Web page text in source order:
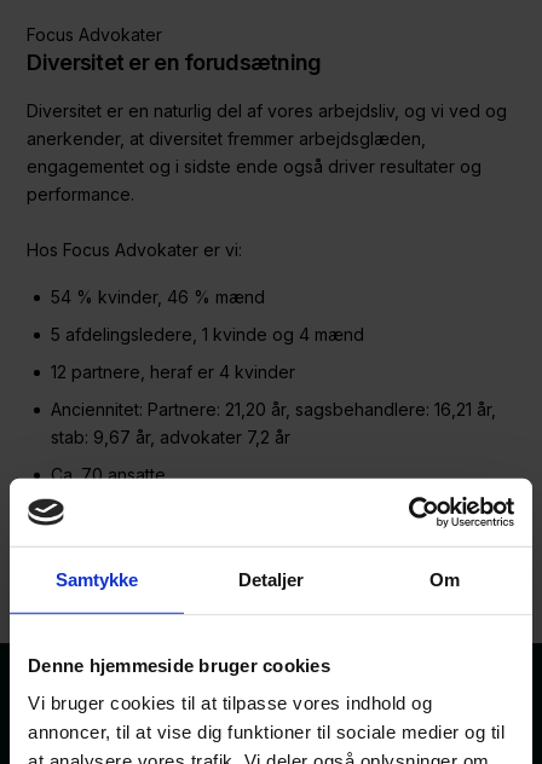
Samtykke Detaljer Om
Denne hjemmeside bruger cookies
Vi bruger cookies til at tilpasse vores indhold og
annoncer, til at vise dig funktioner til sociale medier og til
Focus Advokater
Diversitet er en forudsætning
Diversitet er en naturlig del af vores arbejdsliv, og vi ved og
anerkender, at diversitet fremmer arbejdsglæden,
engagementet og i sidste ende også driver resultater og
performance.
Hos Focus Advokater er vi:
54 % kvinder, 46 % mænd
5 afdelingsledere, 1 kvinde og 4 mænd
12 partnere, heraf er 4 kvinder
Anciennitet: Partnere: 21,20 år, sagsbehandlere: 16,21 år,
stab: 9,67 år, advokater 7,2 år
Ca. 70 ansatte